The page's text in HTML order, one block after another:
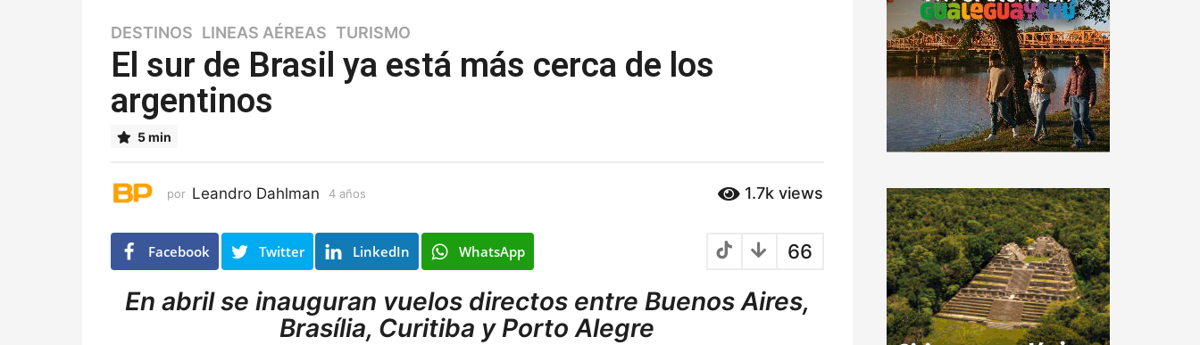
4
a
ñ
o
s
4
o
DESTINOS ,LINEAS AÉREAS ,TURISMO
El sur de Brasil ya está más cerca de los
argentinos
5 min
por Leandro Dahlman 4 años
s
1.7k views
Facebook Twitter LinkedIn WhatsApp 66
En abril se inauguran vuelos directos entre Buenos Aires,
Brasília, Curitiba y Porto Alegre